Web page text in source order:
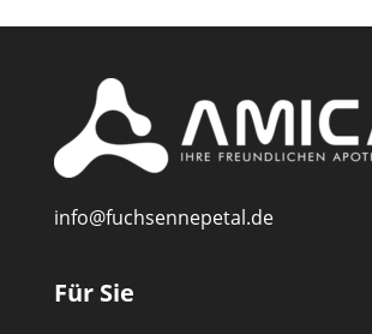
info@fuchsennepetal.de
Für Sie